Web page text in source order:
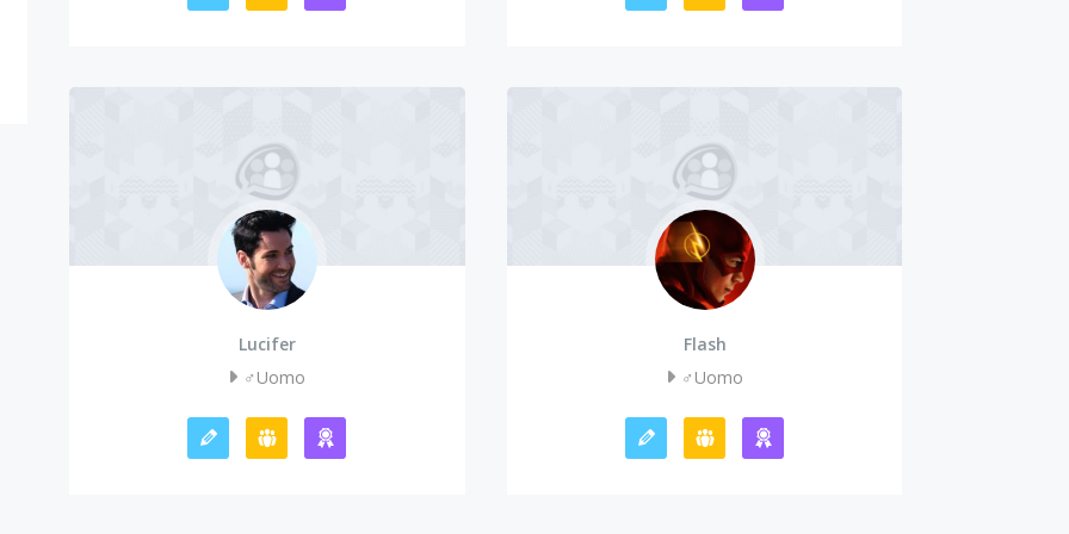
Lucifer
♂️Uomo
Flash
♂️Uomo